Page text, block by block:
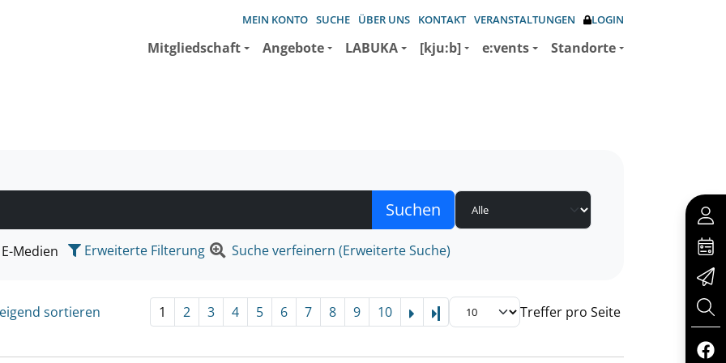
MEIN KONTO SUCHE ÜBER UNS KONTAKT VERANSTALTUNGEN LOGIN
Mitgliedschaft Angebote LABUKA [kju:b] e:vents Standorte
suchen wollen.
E-Medien Erweiterte Filterung Suche verfeinern (Erweiterte Suche)
sortieren 1 2 3 4 5 6 7 8 9 10 Letzte Seite Treffer pro Seite